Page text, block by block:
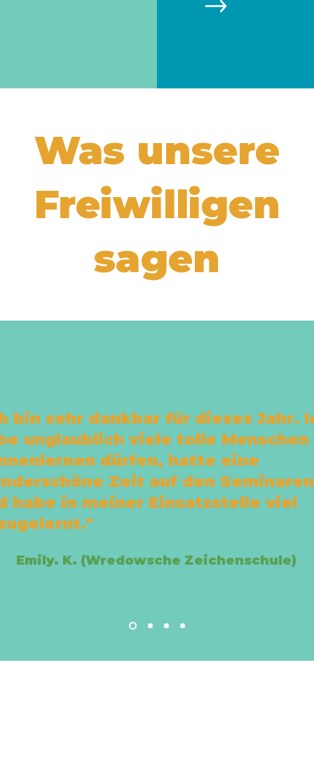
Was unsere
Freiwilligen
sagen
bin sehr dankbar für dieses Jahr.
unglaublich viele tolle Menschen
dürfen, hatte eine
Zeit auf den Seminaren
habe in meiner Einsatzstelle viel
Emily. K. (Wredowsche Zeichenschule)